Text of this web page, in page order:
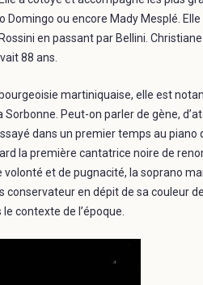
ou encore Mady Mesplé.
en passant par Bellini. Christiane
88 ans.
martiniquaise, elle est
Peut-on parler de gène,
dans un premier temps au piano
la première cantatrice noire de
et de pugnacité, la soprano
en dépit de sa couleur
contexte de l’époque.